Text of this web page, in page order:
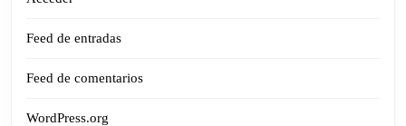
Feed de entradas
Feed de comentarios
WordPress.org